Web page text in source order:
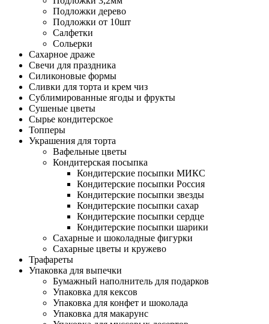
Подложки дерево
Подложки от 10шт
Салфетки
Сольерки
Сахарное драже
Свечи для праздника
Силиконовые формы
Сливки для торта и крем чиз
Сублимированные ягоды и фрукты
Сушеные цветы
Сырье кондитерское
Топперы
Украшения для торта
Вафельные цветы
Кондитерская посыпка
Кондитерские посыпки МИКС
Кондитерские посыпки Россия
Кондитерские посыпки звезды
Кондитерские посыпки сахар
Кондитерские посыпки сердце
Кондитерские посыпки шарики
Сахарные и шоколадные фигурки
Сахарные цветы и кружево
Трафареты
Упаковка для выпечки
Бумажный наполнитель для подарков
Упаковка для кексов
Упаковка для конфет и шоколада
Упаковка для макарунс